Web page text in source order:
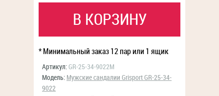
В КОРЗИНУ
* Минимальный заказ 12 пар или 1 ящик
Артикул:GR-25-34-9022M
Модель: Мужские сандалии Grisport GR-25-34-
9022